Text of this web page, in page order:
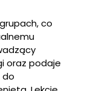
co
oraz podaje
do